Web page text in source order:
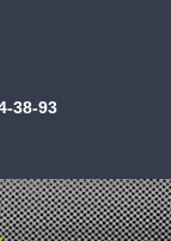
38-93